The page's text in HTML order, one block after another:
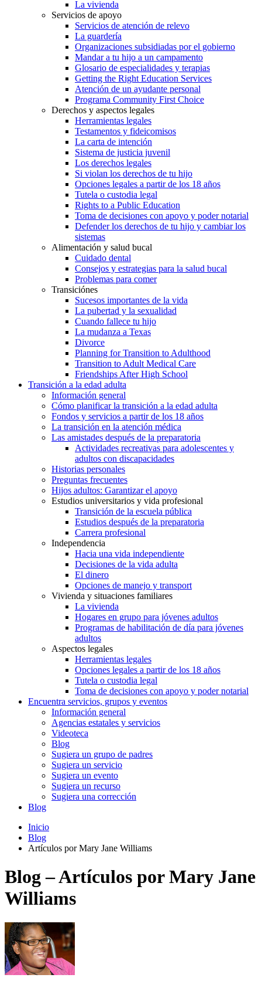
La vivienda
Servicios de apoyo
Servicios de atención de relevo
La guardería
Organizaciones subsidiadas por el gobierno
Mandar a tu hijo a un campamento
Glosario de especialidades y terapias
Getting the Right Education Services
Atención de un ayudante personal
Programa Community First Choice
Derechos y aspectos legales
Herramientas legales
Testamentos y fideicomisos
La carta de intención
Sistema de justicia juvenil
Los derechos legales
Si violan los derechos de tu hijo
Opciones legales a partir de los 18 años
Tutela o custodia legal
Rights to a Public Education
Toma de decisiones con apoyo y poder notarial
Defender los derechos de tu hijo y cambiar los
sistemas
Alimentación y salud bucal
Cuidado dental
Consejos y estrategias para la salud bucal
Problemas para comer
Transiciónes
Sucesos importantes de la vida
La pubertad y la sexualidad
Cuando fallece tu hijo
La mudanza a Texas
Divorce
Planning for Transition to Adulthood
Transition to Adult Medical Care
Friendships After High School
Transición a la edad adulta
Información general
Cómo planificar la transición a la edad adulta
Fondos y servicios a partir de los 18 años
La transición en la atención médica
Las amistades después de la preparatoria
Actividades recreativas para adolescentes y
adultos con discapacidades
Historias personales
Preguntas frecuentes
Hijos adultos: Garantizar el apoyo
Estudios universitarios y vida profesional
Transición de la escuela pública
Estudios después de la preparatoria
Carrera profesional
Independencia
Hacia una vida independiente
Decisiones de la vida adulta
El dinero
Opciones de manejo y transport
Vivienda y situaciones familiares
La vivienda
Hogares en grupo para jóvenes adultos
Programas de habilitación de día para jóvenes
adultos
Aspectos legales
Herramientas legales
Opciones legales a partir de los 18 años
Tutela o custodia legal
Toma de decisiones con apoyo y poder notarial
Encuentra servicios, grupos y eventos
Información general
Agencias estatales y servicios
Videoteca
Blog
Sugiera un grupo de padres
Sugiera un servicio
Sugiera un evento
Sugiera un recurso
Sugiera una corrección
Blog
Inicio
Blog
Artículos por Mary Jane Williams
Blog – Artículos por Mary Jane
Williams